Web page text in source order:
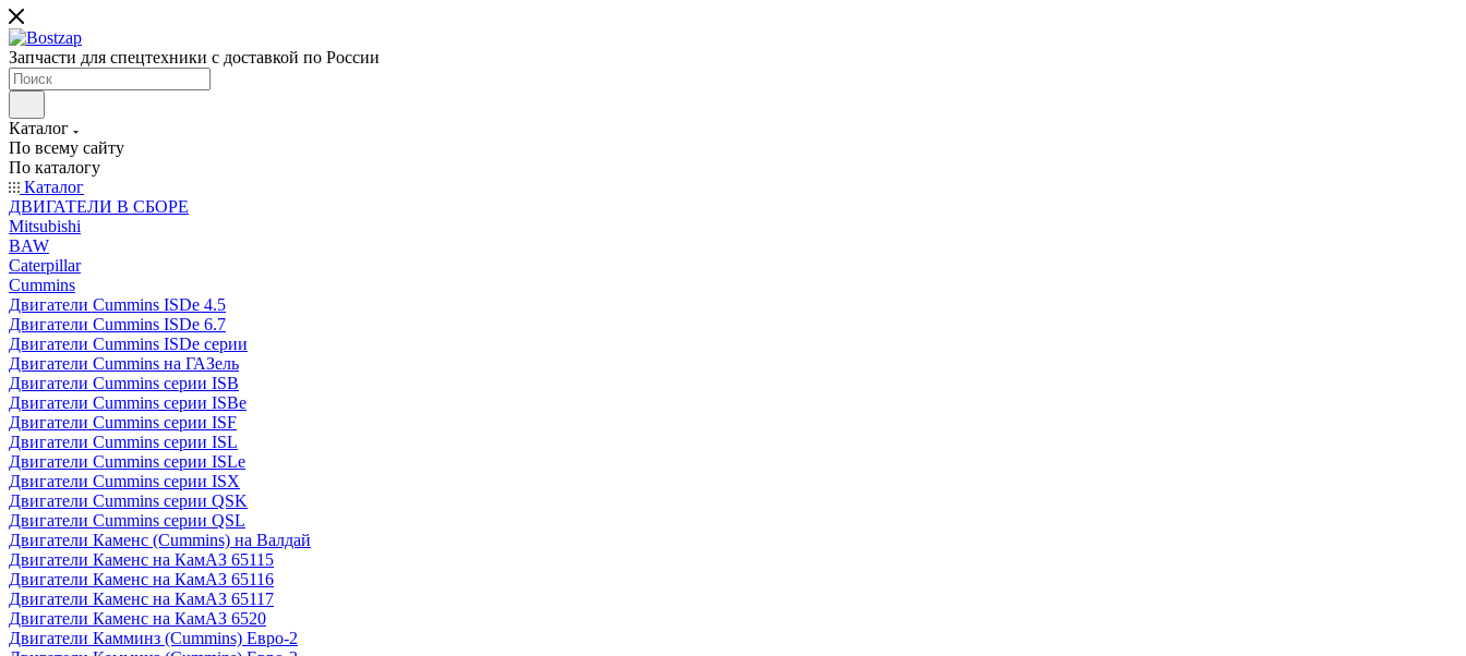
Запчасти для спецтехники с доставкой по России
Каталог
По всему сайту
По каталогу
Каталог
ДВИГАТЕЛИ В СБОРЕ
Mitsubishi
BAW
Caterpillar
Cummins
Двигатели Cummins ISDe 4.5
Двигатели Cummins ISDe 6.7
Двигатели Cummins ISDe серии
Двигатели Cummins на ГАЗель
Двигатели Cummins серии ISB
Двигатели Cummins серии ISBe
Двигатели Cummins серии ISF
Двигатели Cummins серии ISL
Двигатели Cummins серии ISLe
Двигатели Cummins серии ISX
Двигатели Cummins серии QSK
Двигатели Cummins серии QSL
Двигатели Каменс (Cummins) на Валдай
Двигатели Каменс на КамАЗ 65115
Двигатели Каменс на КамАЗ 65116
Двигатели Каменс на КамАЗ 65117
Двигатели Каменс на КамАЗ 6520
Двигатели Камминз (Cummins) Евро-2